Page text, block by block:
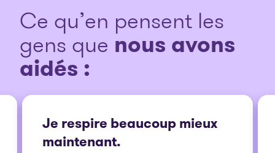
Ce qu’en pensent les
gens que nous avons
aidés :
Je respire beaucoup mieux
maintenant.